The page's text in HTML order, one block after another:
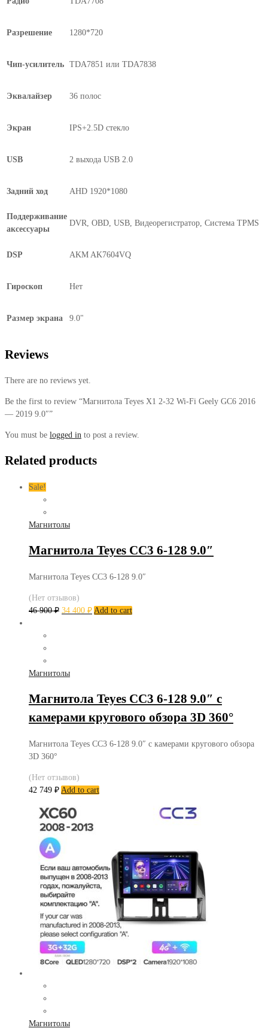
Разрешение 1280*720
Чип-усилитель TDA7851 или TDA7838
Эквалайзер 36 полос
Экран IPS+2.5D стекло
USB 2 выхода USB 2.0
Задний ход AHD 1920*1080
Поддерживание
аксессуары
DVR, OBD, USB, Видеорегистратор, Система TPMS
DSP AKM AK7604VQ
Гироскоп Нет
Размер экрана 9.0"
Reviews
There are no reviews yet.
Be the first to review “Магнитола Teyes X1 2-32 Wi-Fi Geely GC6 2016
— 2019 9.0″”
You must be logged in to post a review.
Related products
Sale!
Магнитолы
Магнитола Teyes CC3 6-128 9.0″
Магнитола Teyes CC3 6-128 9.0″
(Нет отзывов)
46 900₽ 34 400 ₽ Add to cart
Магнитолы
Магнитола Teyes CC3 6-128 9.0″ с
камерами кругового обзора 3D 360°
Магнитола Teyes CC3 6-128 9.0″ с камерами кругового обзора
3D 360°
(Нет отзывов)
42 749 ₽ Add to cart
Магнитолы